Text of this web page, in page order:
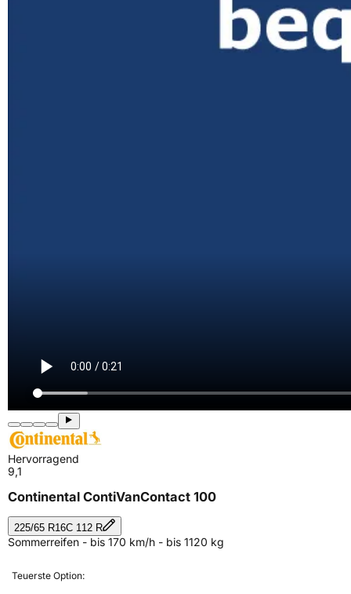
Hervorragend
9,1
Continental ContiVanContact 100
225/65 R16C 112 R
Sommerreifen - bis 170 km/h - bis 1120 kg
Teuerste Option: